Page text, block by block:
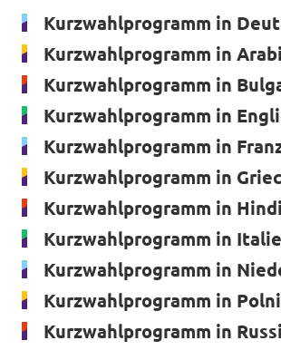
Kurzwahlprogramm in
Kurzwahlprogramm in
Kurzwahlprogramm in
Kurzwahlprogramm in
Kurzwahlprogramm in
Kurzwahlprogramm in
Kurzwahlprogramm in Hindi
Kurzwahlprogramm in
Kurzwahlprogramm in
Kurzwahlprogramm in
Kurzwahlprogramm in